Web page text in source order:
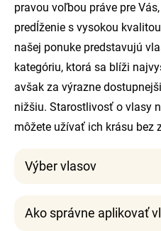
pravou voľbou práve pre
predĺženie s vysokou
našej ponuke predstavujú
kategóriu, ktorá sa blíži
avšak za výrazne
nižšiu. Starostlivosť o vlasy
môžete užívať ich krásu bez
Výber vlasov
Ako správne aplikovať